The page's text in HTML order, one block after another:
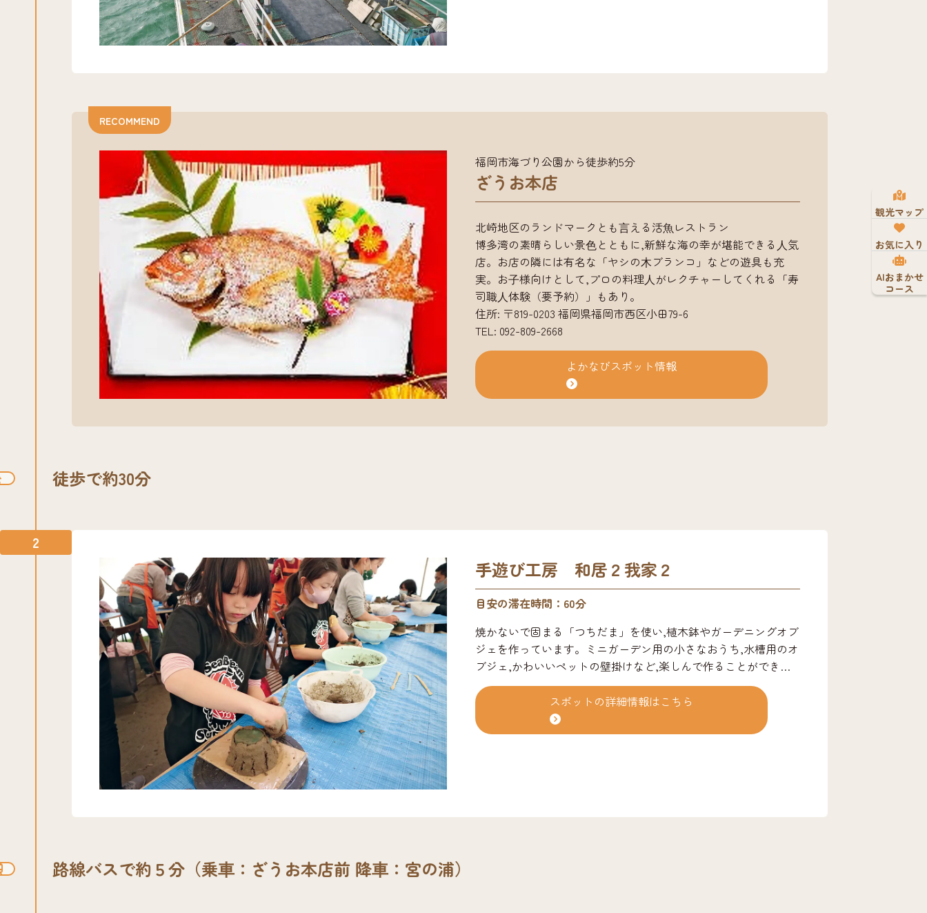
円，小人100円※入園の方は、釣台には入ることができませんので
RECOMMEND
福岡市海づり公園から徒歩約5分
ざうお本店
北崎地区のランドマークとも⾔える活⿂レストラン
博多湾の素晴らしい景⾊とともに,新鮮な海の幸が堪能できる⼈気
店。お店の隣には有名な「ヤシの⽊ブランコ」などの遊具も充
実。お⼦様向けとして,プロの料理⼈がレクチャーしてくれる「寿
司職⼈体験（要予約）」もあり。
住所: 〒819-0203 福岡県福岡市西区小田79-6
TEL: 092-809-2668
よかなびスポット情報
徒歩で約30分
2
手遊び工房 和居２我家２
目安の滞在時間：60分
焼かないで固まる「つちだま」を使い,植木鉢やガーデニングオブ
ジェを作っています。ミニガーデン用の小さなおうち,水槽用のオ
ブジェ,かわいいペットの壁掛けなど,楽しんで作ることができま
す。
スポットの詳細情報はこちら
路線バスで約５分（乗⾞：ざうお本店前 降⾞：宮の浦）
観光マップ
お気に入り
AIおまかせ
コース